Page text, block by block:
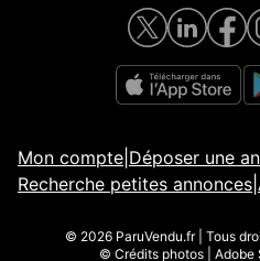
Mon compte Déposer une
Recherche petites annonces
© 2026 ParuVendu.fr | Tous
© Crédits photos | Adobe